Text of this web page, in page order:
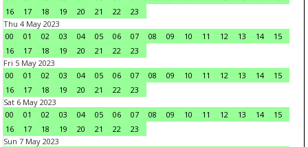
16
17 18 19 20 21 22
23
Thu 4 May 2023
00
01 02 03 04 05 06 07 08 09 10 11 12 13 14
15
16
17 18 19 20 21 22
23
Fri 5 May 2023
00
01 02 03 04 05 06 07 08 09 10 11 12 13 14
15
16
17 18 19 20 21 22
23
Sat 6 May 2023
00
01 02 03 04 05 06 07 08 09 10 11 12 13 14
15
16
17 18 19 20 21 22
23
Sun 7 May 2023